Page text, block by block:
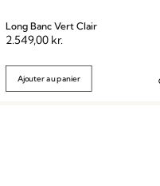
Long Banc Vert Clair
2.549,00 kr.
Ajouter au panier